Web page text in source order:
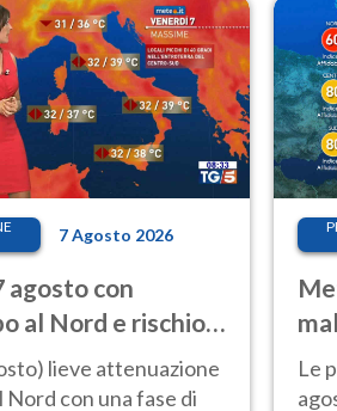
7 Agosto 2026
agosto con
al Nord e rischio
Altrove caldo
lieve attenuazione
Nord con una fase di
Le